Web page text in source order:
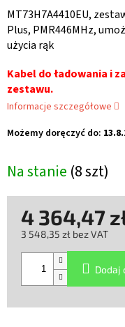
Na stanie (8 szt)
Możemy doręczyć do:
MT73H7A4410EU,
Plus, PMR446MHz,
użycia rąk
Kabel do ładowania i
zestawu.
Informacje szczegółowe
4 364,47
3 548,35 zł bez VAT
jednostkowa:
Dodaj